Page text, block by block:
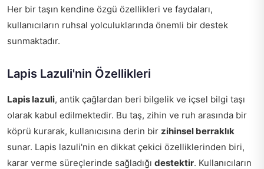
Her bir taşın kendine özgü özellikleri ve faydaları,
kullanıcıların ruhsal yolculuklarında önemli bir destek
sunmaktadır.
Lapis Lazuli'nin Özellikleri
Lapis lazuli, antik çağlardan beri bilgelik ve içsel bilgi taşı
olarak kabul edilmektedir. Bu taş, zihin ve ruh arasında bir
köprü kurarak, kullanıcısına derin bir zihinsel berraklık
sunar. Lapis lazuli'nin en dikkat çekici özelliklerinden biri,
karar verme süreçlerinde sağladığı destektir. Kullanıcıların